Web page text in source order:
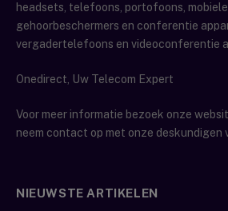
headsets, telefoons, portofoons,
gehoorbeschermers en conferentie
vergadertelefoons en videoconferentie
Onedirect, Uw Telecom Expert
Voor meer informatie bezoek onze
neem contact op met onze deskundigen
NIEUWSTE ARTIKELEN